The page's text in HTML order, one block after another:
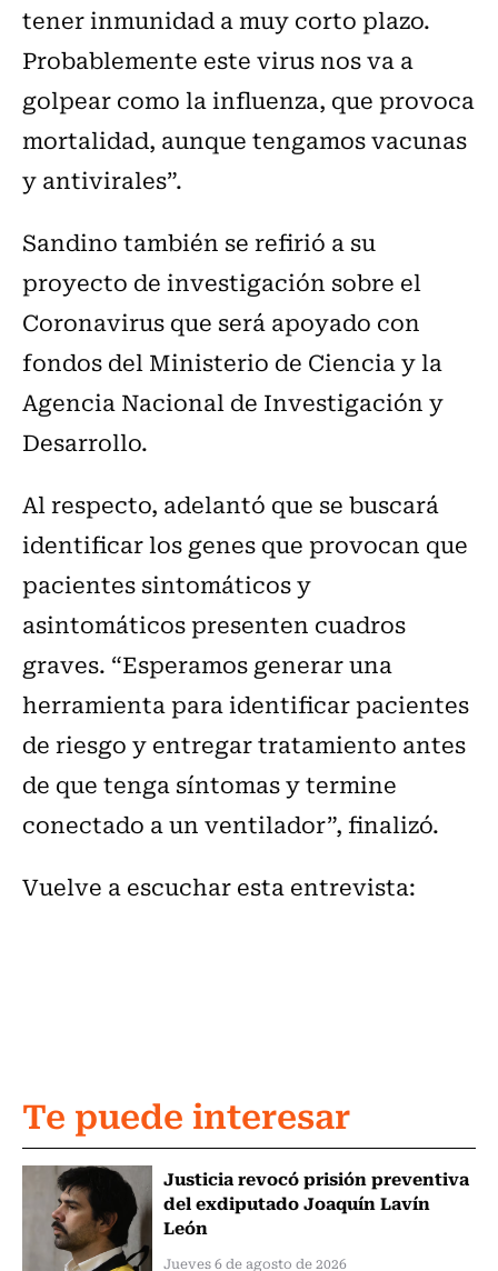
tener inmunidad a muy corto plazo.
Probablemente este virus nos va a
golpear como la influenza, que provoca
mortalidad, aunque tengamos vacunas
y antivirales”.
Sandino también se refirió a su
proyecto de investigación sobre el
Coronavirus que será apoyado con
fondos del Ministerio de Ciencia y la
Agencia Nacional de Investigación y
Desarrollo.
Al respecto, adelantó que se buscará
identificar los genes que provocan que
pacientes sintomáticos y
asintomáticos presenten cuadros
graves. “Esperamos generar una
herramienta para identificar pacientes
de riesgo y entregar tratamiento antes
de que tenga síntomas y termine
conectado a un ventilador”, finalizó.
Vuelve a escuchar esta entrevista:
Te puede interesar
Justicia revocó prisión preventiva
del exdiputado Joaquín Lavín
León
Jueves 6 de agosto de 2026